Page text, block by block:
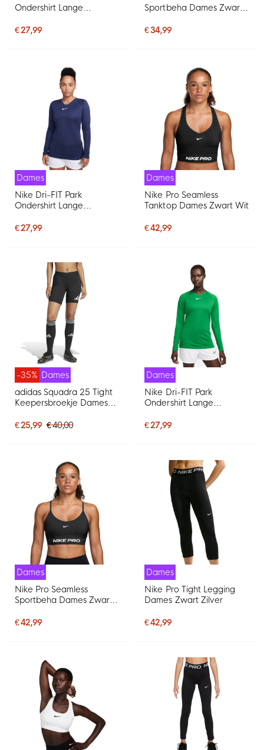
Ondershirt Lange
Wit
€ 27,99
Sportbeha Dames Zwart
€ 34,99
Dames
Nike Dri-FIT Park
Ondershirt Lange
Donkerblauw Wit
€ 27,99
Dames
Nike Pro Seamless
Tanktop Dames Zwart Wit
€ 42,99
-35% Dames
adidas Squadra 25 Tight
Keepersbroekje Dames
€ 25,99 € 40,00
Dames
Nike Dri-FIT Park
Ondershirt Lange
Wit
€ 27,99
Dames
Nike Pro Seamless
Sportbeha Dames Zwart
€ 42,99
Dames
Nike Pro Tight Legging
Dames Zwart Zilver
€ 42,99